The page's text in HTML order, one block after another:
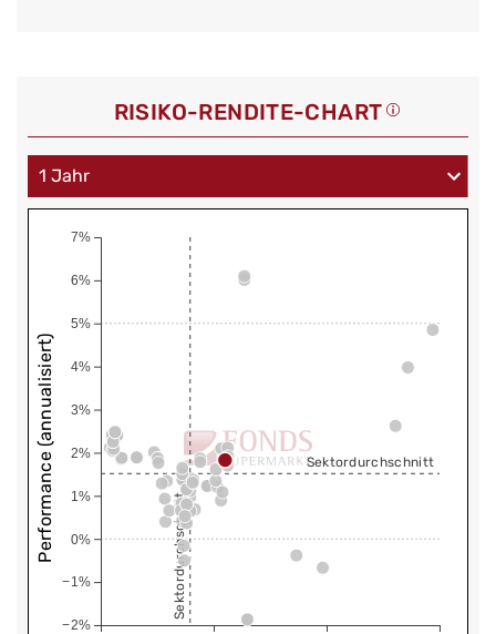
RISIKO-RENDITE-CHART
−2%
−1%
0%
1%
2%
3%
4%
5%
6%
7%
Sektordurchschnitt
Sektordurchschnitt
Performance (annualisiert)